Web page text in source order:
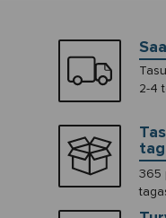
2-4
365